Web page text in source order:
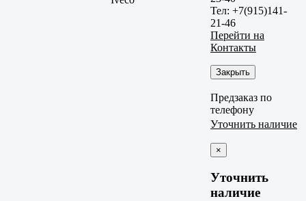
Тел: +7(915)141-
21-46
Перейти на
Контакты
Закрыть
Предзаказ по
телефону
Уточнить наличие
×
Уточнить
наличие